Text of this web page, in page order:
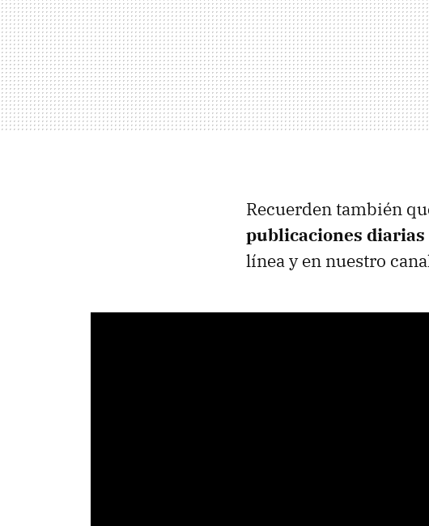
Recuerden también
publicaciones diarias
línea y en nuestro